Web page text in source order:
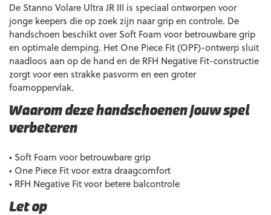
De Stanno Volare Ultra JR III is speciaal ontworpen voor
jonge keepers die op zoek zijn naar grip en controle. De
handschoen beschikt over Soft Foam voor betrouwbare grip
en optimale demping. Het One Piece Fit (OPF)-ontwerp sluit
naadloos aan op de hand en de RFH Negative Fit-constructie
zorgt voor een strakke pasvorm en een groter
foamoppervlak.
Waarom deze handschoenen jouw spel
verbeteren
• Soft Foam voor betrouwbare grip
• One Piece Fit voor extra draagcomfort
• RFH Negative Fit voor betere balcontrole
Let op